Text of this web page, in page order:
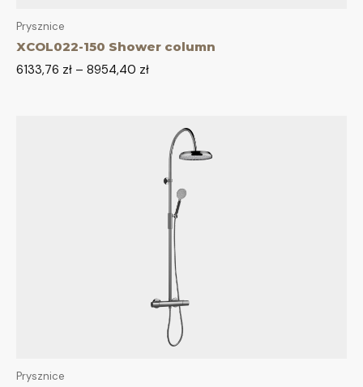
Prysznice
XCOL022-150 Shower column
6133,76 zł – 8954,40 zł
Prysznice